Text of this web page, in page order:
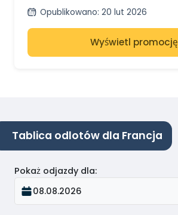
Opublikowano: 20 lut 2026
Wyświetl promocję
Tablica odlotów dla Francja
Pokaż odjazdy dla:
08.08.2026